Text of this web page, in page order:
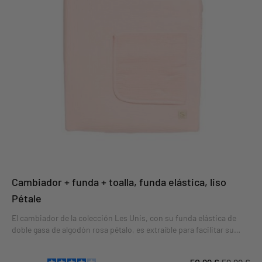
Cambiador + funda + toalla, funda elástica, liso
Pétale
El cambiador de la colección Les Unis, con su funda elástica de
doble gasa de algodón rosa pétalo, es extraíble para facilitar su